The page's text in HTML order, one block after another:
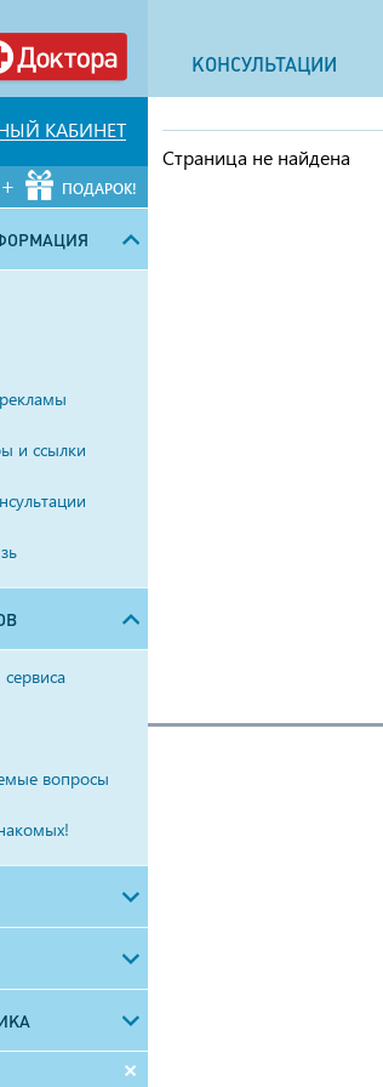
КАБИНЕТ
+ ПОДАРОК!
и ссылки
вопросы
КОНСУЛЬТАЦИИ
Страница не найдена